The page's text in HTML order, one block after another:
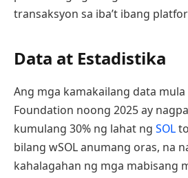
transaksyon sa iba’t ibang
Data at Estadistika
Ang mga kamakailang data mula
Foundation noong 2025 ay
kumulang 30% ng lahat ng SOL
bilang wSOL anumang oras, na
kahalagahan ng mga mabisang